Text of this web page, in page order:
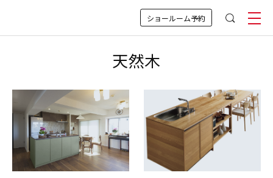
ショールーム予約
天然木